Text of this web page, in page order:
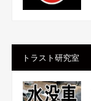
トラスト研究室